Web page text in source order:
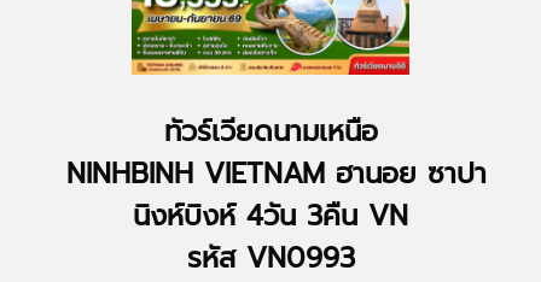
ทัวร์เวียดนามเหนือ
NINHBINH VIETNAM ฮานอย ซาปา
นิงห์บิงห์ 4วัน 3คืน VN
รหัส VN0993